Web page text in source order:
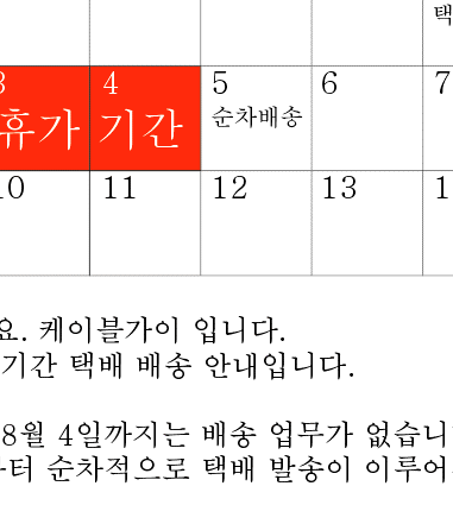
DisplayPort (DP) 젠더
젠더
Mini_DisplayPort (Mini_DP)->DVI ro
RGB(VGA)
Mini_DVI(맥용)-HDMI 젠더
HDD / ODD 젠더
USB 젠더
1394 젠더
애플/안드로이드폰/핸드폰/스마트폰 젠더
노이즈 필터
상품번호
적립금
모델명